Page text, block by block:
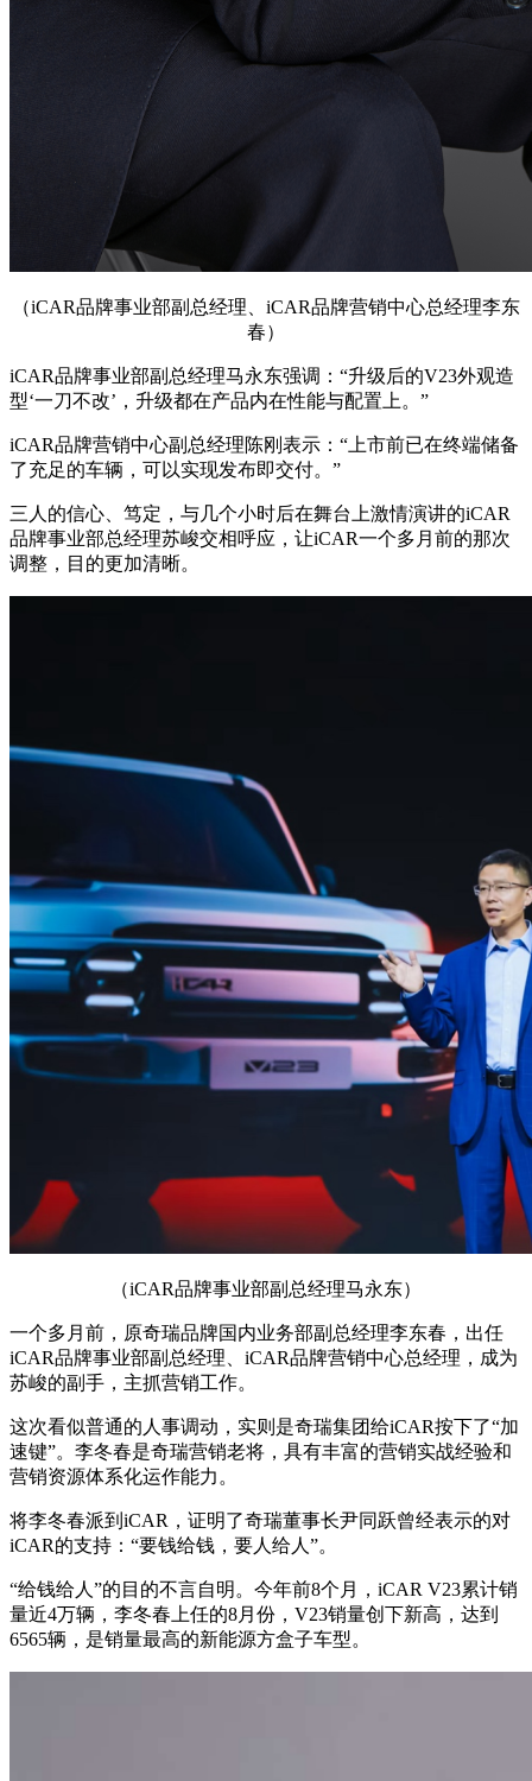
（iCAR品牌事业部副总经理、iCAR品牌营销中心总经理李东
春）
iCAR品牌事业部副总经理马永东强调：“升级后的V23外观造
型‘一刀不改’，升级都在产品内在性能与配置上。”
iCAR品牌营销中心副总经理陈刚表示：“上市前已在终端储备
了充足的车辆，可以实现发布即交付。”
三人的信心、笃定，与几个小时后在舞台上激情演讲的iCAR
品牌事业部总经理苏峻交相呼应，让iCAR一个多月前的那次
调整，目的更加清晰。
（iCAR品牌事业部副总经理马永东）
一个多月前，原奇瑞品牌国内业务部副总经理李东春，出任
iCAR品牌事业部副总经理、iCAR品牌营销中心总经理，成为
苏峻的副手，主抓营销工作。
这次看似普通的人事调动，实则是奇瑞集团给iCAR按下了“加
速键”。李冬春是奇瑞营销老将，具有丰富的营销实战经验和
营销资源体系化运作能力。
将李冬春派到iCAR，证明了奇瑞董事长尹同跃曾经表示的对
iCAR的支持：“要钱给钱，要人给人”。
“给钱给人”的目的不言自明。今年前8个月，iCAR V23累计销
量近4万辆，李冬春上任的8月份，V23销量创下新高，达到
6565辆，是销量最高的新能源方盒子车型。